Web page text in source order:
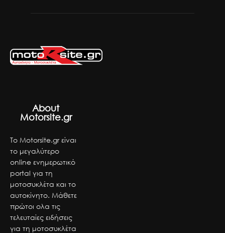
About
Motorsite.gr
Το Motorsite.gr είναι
το μεγαλύτερο
online ενημερωτικό
portal για τη
μοτοσυκλέτα και το
αυτοκίνητο. Μάθετε
πρώτοι ολα τις
τελευταίες ειδήσεις
για τη μοτοσυκλέτα